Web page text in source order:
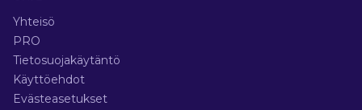
Yhteisö
PRO
Tietosuojakäytäntö
Käyttöehdot
Evästeasetukset